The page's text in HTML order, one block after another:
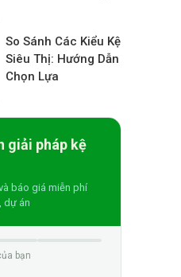
Chứa Pallet
Selective Drive-in:
Tối Ưu Diện Tích,
Lưu Trữ
So Sánh Các Kiểu Kệ
Siêu Thị: Hướng Dẫn
Chọn Lựa
giải pháp kệ
báo giá miễn phí
dự án
bạn